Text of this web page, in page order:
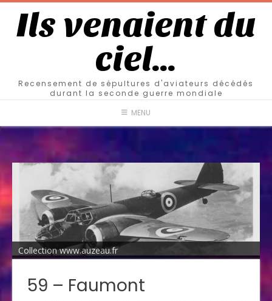
Ils venaient du
ciel…
Recensement de sépultures d'aviateurs décédés
durant la seconde guerre mondiale
MENU
Collection www.auzeau.fr
59 – Faumont